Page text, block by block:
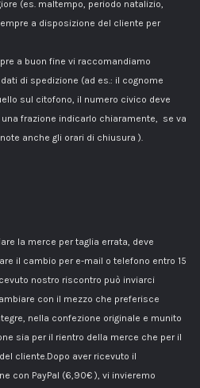
(es. maltempo, periodo natalizio,
a disposizione del cliente per
a buon fine vi raccomandiamo
di spedizione (ad es.: il cognome
sul citofono, il numero civico deve
frazione indicarlo chiaramente, se va
anche gli orari di chiusura ).
la merce per taglia errata, deve
il cambio per e-mail o telefono entro 15
nostro riscontro può inviarci
con il mezzo che preferisce
nella confezione originale e munito
sia per il rientro della merce che per il
cliente.Dopo aver ricevuto il
con PayPal (6,90€ ), vi invieremo